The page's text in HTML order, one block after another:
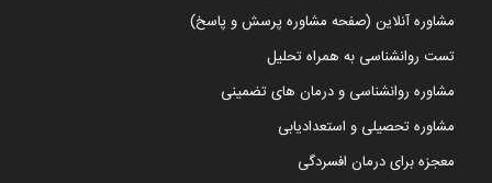
مشاوره آنلاین (صفحه مشاوره پرسش و پاسخ)
تست روانشناسی به همراه تحلیل
مشاوره روانشناسی و درمان های تضمینی
مشاوره تحصیلی و استعدادیابی
معجزه برای درمان افسردگی